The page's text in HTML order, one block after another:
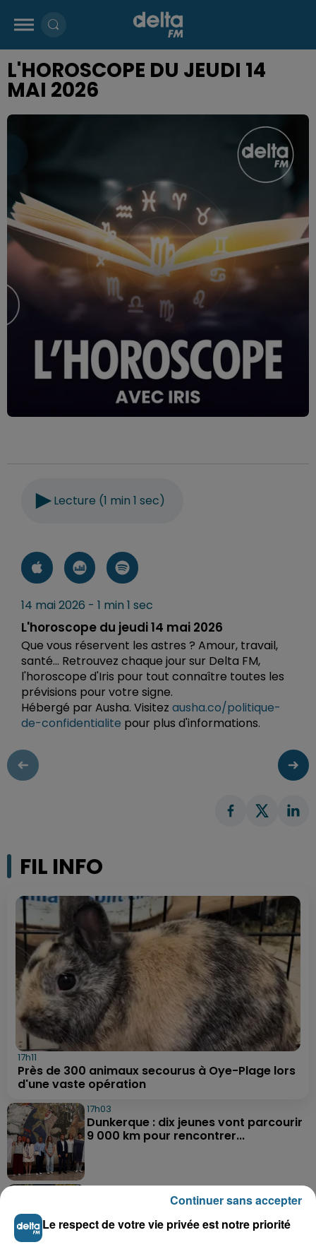
L'HOROSCOPE DU JEUDI 14
MAI 2026
Lecture (1 min 1 sec)
14 mai 2026 - 1 min 1 sec
L'horoscope du jeudi 14 mai 2026
Que vous réservent les astres ? Amour, travail,
santé... Retrouvez chaque jour sur Delta FM,
l'horoscope d'Iris pour tout connaître toutes les
prévisions pour votre signe.
Hébergé par Ausha. Visitez ausha.co/politique-
de-confidentialite pour plus d'informations.
FIL INFO
17h11
Près de 300 animaux secourus à Oye-Plage lors
d'une vaste opération
17h03
Dunkerque : dix jeunes vont parcourir
9 000 km pour rencontrer...
16h19
Blendecques : le jeune garçon de 12
ans qui s'était noyé est...
Le respect de votre vie privée est notre priorité
Continuer sans accepter